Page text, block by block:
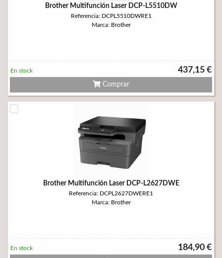
Brother Multifunción Laser DCP-L5510DW
Referencia: DCPL5510DWRE1
Marca: Brother
437,15 €
En stock
Comprar
Brother Multifunción Laser DCP-L2627DWE
Referencia: DCPL2627DWERE1
Marca: Brother
184,90 €
En stock